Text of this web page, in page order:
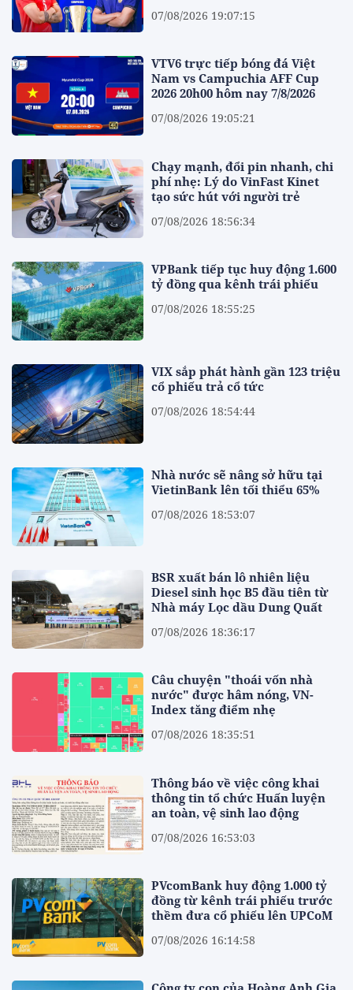
07/08/2026 19:07:15
VTV6 trực tiếp bóng đá Việt
Nam vs Campuchia AFF Cup
2026 20h00 hôm nay 7/8/2026
07/08/2026 19:05:21
Chạy mạnh, đổi pin nhanh, chi
phí nhẹ: Lý do VinFast Kinet
tạo sức hút với người trẻ
07/08/2026 18:56:34
VPBank tiếp tục huy động 1.600
tỷ đồng qua kênh trái phiếu
07/08/2026 18:55:25
VIX sắp phát hành gần 123 triệu
cổ phiếu trả cổ tức
07/08/2026 18:54:44
Nhà nước sẽ nâng sở hữu tại
VietinBank lên tối thiểu 65%
07/08/2026 18:53:07
BSR xuất bán lô nhiên liệu
Diesel sinh học B5 đầu tiên từ
Nhà máy Lọc dầu Dung Quất
07/08/2026 18:36:17
Câu chuyện "thoái vốn nhà
nước" được hâm nóng, VN-
Index tăng điểm nhẹ
07/08/2026 18:35:51
Thông báo về việc công khai
thông tin tổ chức Huấn luyện
an toàn, vệ sinh lao động
07/08/2026 16:53:03
PVcomBank huy động 1.000 tỷ
đồng từ kênh trái phiếu trước
thềm đưa cổ phiếu lên UPCoM
07/08/2026 16:14:58